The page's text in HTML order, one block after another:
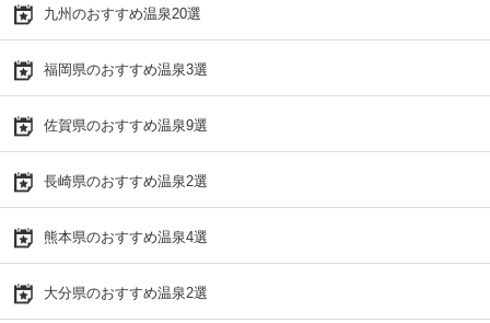
九州のおすすめ温泉20選
福岡県のおすすめ温泉3選
佐賀県のおすすめ温泉9選
長崎県のおすすめ温泉2選
熊本県のおすすめ温泉4選
大分県のおすすめ温泉2選